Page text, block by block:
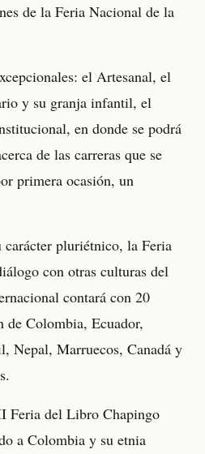
de la Feria Nacional de la
el Artesanal, el
y su granja infantil, el
en donde se podrá
de las carreras que se
primera ocasión, un
carácter pluriétnico, la Feria
con otras culturas del
contará con 20
de Colombia, Ecuador,
Nepal, Marruecos, Canadá y
Feria del Libro Chapingo
a Colombia y su etnia